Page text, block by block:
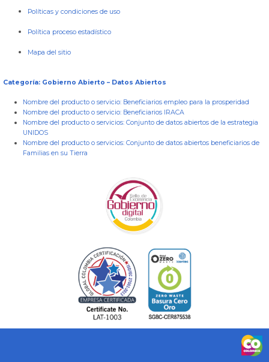
Políticas y condiciones de uso
Política proceso estadístico
Mapa del sitio
Categoría: Gobierno Abierto – Datos Abiertos
Nombre del producto o servicio: Beneficiarios empleo para la prosperidad
Nombre del producto o servicio: Beneficiarios IRACA
Nombre del producto o servicios: Conjunto de datos abiertos de la estrategia
UNIDOS
Nombre del producto o servicios: Conjunto de datos abiertos beneficiarios de
Familias en su Tierra